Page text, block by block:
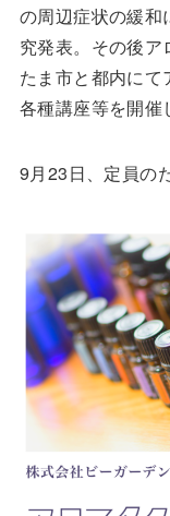
の周辺症状の緩
究発表。その後
たま市と都内に
各種講座等を開催
9月23日、定員の